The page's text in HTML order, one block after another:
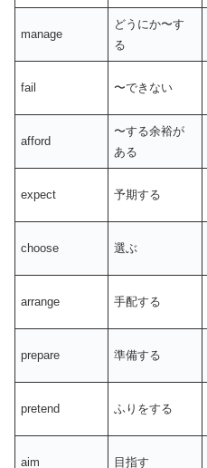
manage
どうにか〜す
る
fail 〜できない
afford
〜する余裕が
ある
expect 予期する
choose 選ぶ
arrange 手配する
prepare 準備する
pretend ふりをする
aim 目指す